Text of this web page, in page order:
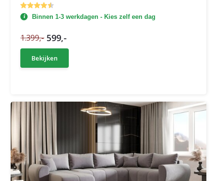
Binnen 1-3 werkdagen - Kies zelf een dag
1.399,- 599,-
Bekijken